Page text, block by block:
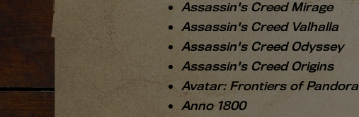
Assassin's Creed Mirage
Assassin's Creed Valhalla
Assassin's Creed Odyssey
Assassin's Creed Origins
Avatar: Frontiers of Pandora
Anno 1800